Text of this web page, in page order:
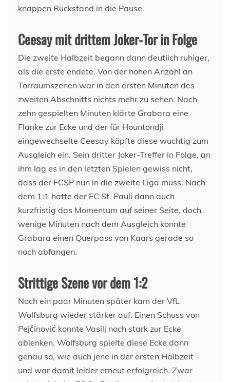
knappen Rückstand in die Pause.
Ceesay mit drittem Joker-Tor in Folge
Die zweite Halbzeit begann dann deutlich ruhiger,
als die erste endete. Von der hohen Anzahl an
Torraumszenen war in den ersten Minuten des
zweiten Abschnitts nichts mehr zu sehen. Nach
zehn gespielten Minuten klärte Grabara eine
Flanke zur Ecke und der für Hountondji
eingewechselte Ceesay köpfte diese wuchtig zum
Ausgleich ein. Sein dritter Joker-Treffer in Folge, an
ihm lag es in den letzten Spielen gewiss nicht,
dass der FCSP nun in die zweite Liga muss. Nach
dem 1:1 hatte der FC St. Pauli dann auch
kurzfristig das Momentum auf seiner Seite, doch
wenige Minuten nach dem Ausgleich konnte
Grabara einen Querpass von Kaars gerade so
noch abfangen.
Strittige Szene vor dem 1:2
Noch ein paar Minuten später kam der VfL
Wolfsburg wieder stärker auf. Einen Schuss von
Pejčinović konnte Vasilj noch stark zur Ecke
ablenken. Wolfsburg spielte diese Ecke dann
genau so, wie auch jene in der ersten Halbzeit –
und war damit leider erneut erfolgreich. Zwar